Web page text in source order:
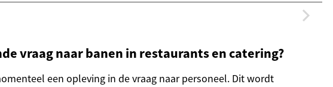
vraag naar banen in restaurants en catering?
een opleving in de vraag naar personeel. Dit wordt